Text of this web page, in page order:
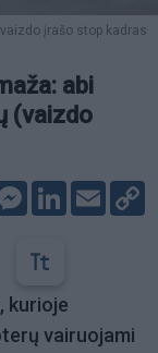
įrašo stop kadras
abi
(vaizdo
Messenger
LinkedIn
Email
kurioje
vairuojami